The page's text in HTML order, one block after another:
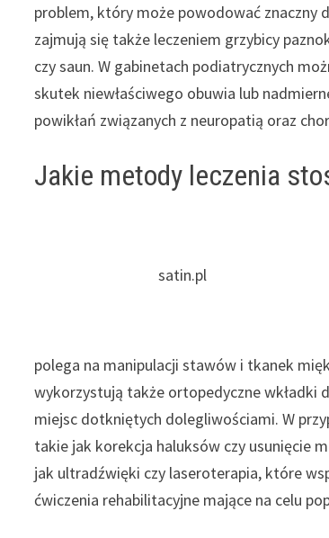
problem, który może powodować
zajmują się także leczeniem grzybicy
czy saun. W gabinetach podiatrycznych
skutek niewłaściwego obuwia lub
powikłań związanych z neuropatią oraz
Jakie metody leczenia
satin.pl
polega na manipulacji stawów i tkanek
wykorzystują także ortopedyczne wkładki
miejsc dotkniętych dolegliwościami. W
takie jak korekcja haluksów czy usunięcie
jak ultradźwięki czy laseroterapia, które
ćwiczenia rehabilitacyjne mające na celu